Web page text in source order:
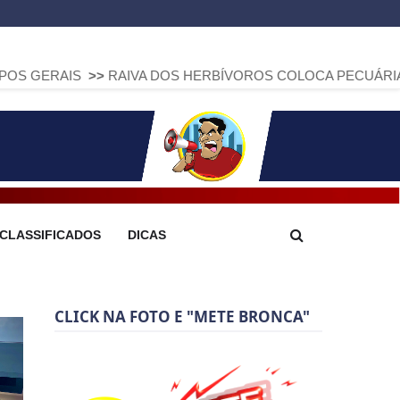
RAIVA DOS HERBÍVOROS COLOCA PECUÁRIA EM
CLASSIFICADOS DICAS
CLICK NA FOTO E "METE BRONCA"